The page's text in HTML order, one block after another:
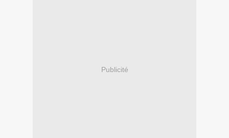
Publicité